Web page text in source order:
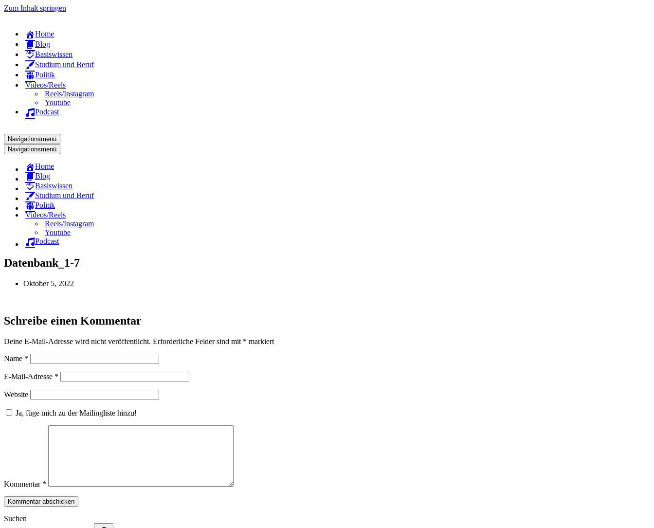
Zum Inhalt springen
Home
Blog
Basiswissen
Studium und Beruf
Politik
Videos/Reels
Reels/Instagram
Youtube
Podcast
Navigationsmenü
Navigationsmenü
Home
Blog
Basiswissen
Studium und Beruf
Politik
Videos/Reels
Reels/Instagram
Youtube
Podcast
Datenbank_1-7
Oktober 5, 2022
Schreibe einen Kommentar
Deine E-Mail-Adresse wird nicht veröffentlicht. Erforderliche Felder sind mit * markiert
Name *
E-Mail-Adresse *
Website
Ja, füge mich zu der Mailingliste hinzu!
Kommentar *
Suchen